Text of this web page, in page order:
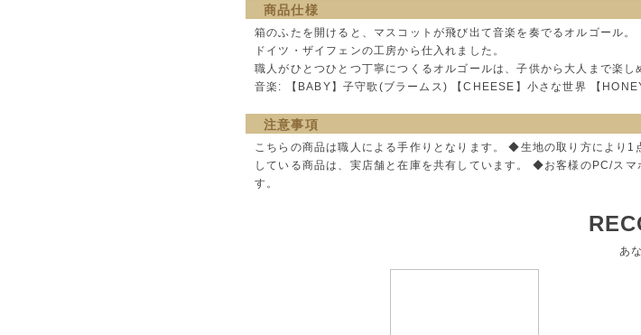
商品仕様
箱のふたを開けると、マスコットが飛び出て音楽を奏でるオルゴール。
ドイツ・ザイフェンの工房から仕入れました。
職人がひとつひとつ丁寧につくるオルゴールは、子供から大人まで楽し
音楽: 【BABY】子守歌(ブラームス) 【CHEESE】小さな世界 【
注意事項
こちらの商品は職人による手作りとなります。 ◆生地の取り方により
している商品は、実店舗と在庫を共有しています。 ◆お客様のPC/ス
す。
あ